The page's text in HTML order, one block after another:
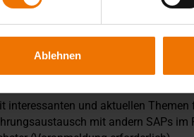
Ablehnen
und der Verantwortung von
interessanten und aktuellen
mit andern SAPs im